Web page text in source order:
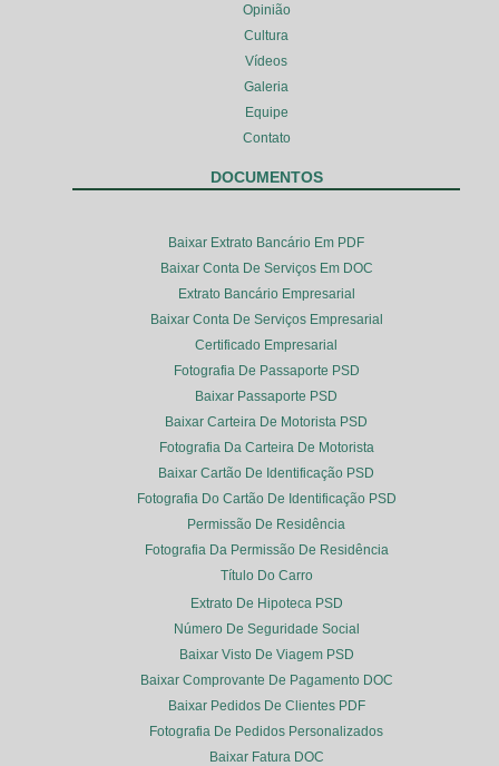
Opinião
Cultura
Vídeos
Galeria
Equipe
Contato
DOCUMENTOS
Baixar Extrato Bancário Em PDF
Baixar Conta De Serviços Em DOC
Extrato Bancário Empresarial
Baixar Conta De Serviços Empresarial
Certificado Empresarial
Fotografia De Passaporte PSD
Baixar Passaporte PSD
Baixar Carteira De Motorista PSD
Fotografia Da Carteira De Motorista
Baixar Cartão De Identificação PSD
Fotografia Do Cartão De Identificação PSD
Permissão De Residência
Fotografia Da Permissão De Residência
Título Do Carro
Extrato De Hipoteca PSD
Número De Seguridade Social
Baixar Visto De Viagem PSD
Baixar Comprovante De Pagamento DOC
Baixar Pedidos De Clientes PDF
Fotografia De Pedidos Personalizados
Baixar Fatura DOC